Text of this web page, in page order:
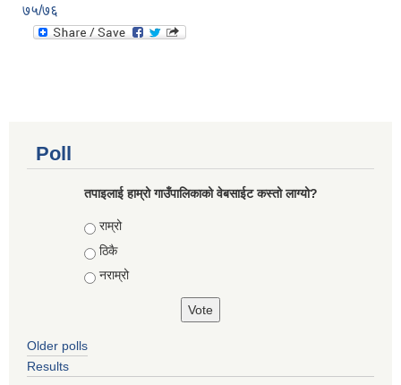
७५/७६
Poll
तपाइलाई हाम्रो गाउँपालिकाको वेबसाईट कस्तो लाग्यो?
Choices
राम्रो
ठिकै
नराम्रो
Older polls
Results